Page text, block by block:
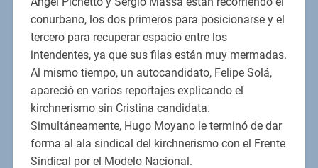
conurbano, los dos primeros para posicionarse y el
tercero para recuperar espacio entre los
intendentes, ya que sus filas están muy mermadas.
Al mismo tiempo, un autocandidato, Felipe Solá,
apareció en varios reportajes explicando el
kirchnerismo sin Cristina candidata.
Simultáneamente, Hugo Moyano le terminó de dar
forma al ala sindical del kirchnerismo con el Frente
Sindical por el Modelo Nacional.